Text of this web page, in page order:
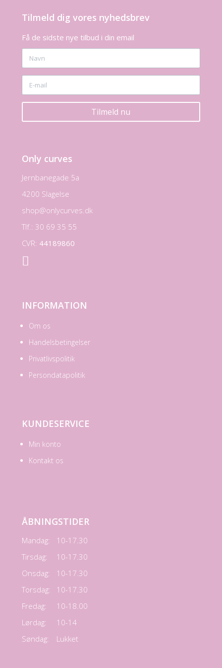
Tilmeld dig vores nyhedsbrev
Få de sidste nye tilbud i din email
Tilmeld nu
Only curves
Jernbanegade 5a
4200 Slagelse
shop@onlycurves.dk
Tlf.: 30 69 35 55
CVR: 44189860

INFORMATION
Om os
Handelsbetingelser
Privatlivspolitik
Persondatapolitik
KUNDESERVICE
Min konto
Kontakt os
ÅBNINGSTIDER
Mandag:
10-17.30
Tirsdag:
10-17.30
Onsdag:
10-17.30
Torsdag:
10-17.30
Fredag:
10-18.00
Lørdag:
10-14
Søndag:
Lukket